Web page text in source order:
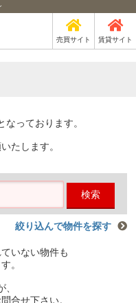
売買サイト 賃貸サイト
っております。
たします。
検索
絞り込んで物件を探す
いない物件も
。
合せ下さい。